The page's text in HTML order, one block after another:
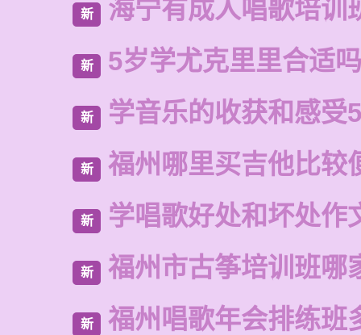
新 海宁有成人唱歌培训
新 5岁学尤克里里合适
新 学音乐的收获和感受
新 福州哪里买吉他比较
新 学唱歌好处和坏处作
新 福州市古筝培训班哪
新 福州唱歌年会排练班